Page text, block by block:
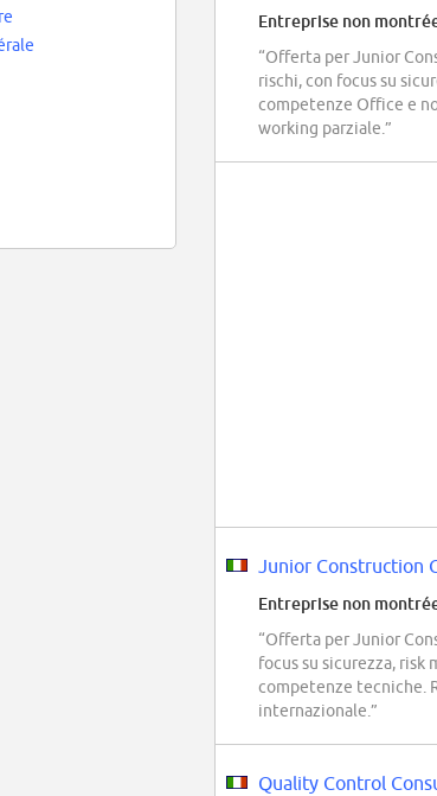
Entreprise non
“Offerta per Junior
rischi, con focus su
competenze Office e
working parziale.”
Junior Construction
Entreprise non
“Offerta per Junior
focus su sicurezza,
competenze tecniche.
internazionale.”
Quality Control